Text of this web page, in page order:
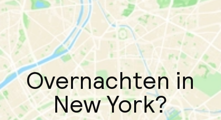
Overnachten in
New York?